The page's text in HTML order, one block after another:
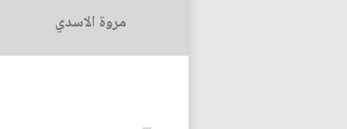
مروة الاسدي